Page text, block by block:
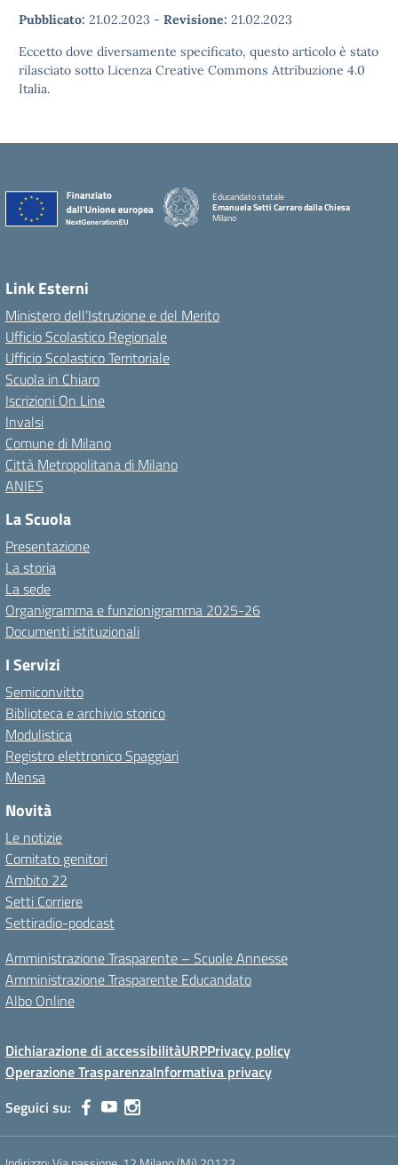
Pubblicato: 21.02.2023 - Revisione: 21.02.2023
Eccetto dove diversamente specificato, questo articolo è stato
rilasciato sotto Licenza Creative Commons Attribuzione 4.0
Italia.
Educandato statale
Emanuela Setti Carraro dalla Chiesa
Milano
Link Esterni
Ministero dell’Istruzione e del Merito
Ufficio Scolastico Regionale
Ufficio Scolastico Territoriale
Scuola in Chiaro
Iscrizioni On Line
Invalsi
Comune di Milano
Città Metropolitana di Milano
ANIES
La Scuola
Presentazione
La storia
La sede
Organigramma e funzionigramma 2025-26
Documenti istituzionali
I Servizi
Semiconvitto
Biblioteca e archivio storico
Modulistica
Registro elettronico Spaggiari
Mensa
Novità
Le notizie
Comitato genitori
Ambito 22
Setti Corriere
Settiradio-podcast
Amministrazione Trasparente – Scuole Annesse
Amministrazione Trasparente Educandato
Albo Online
Dichiarazione di accessibilitàURPPrivacy policy
Operazione TrasparenzaInformativa privacy
Seguici su: